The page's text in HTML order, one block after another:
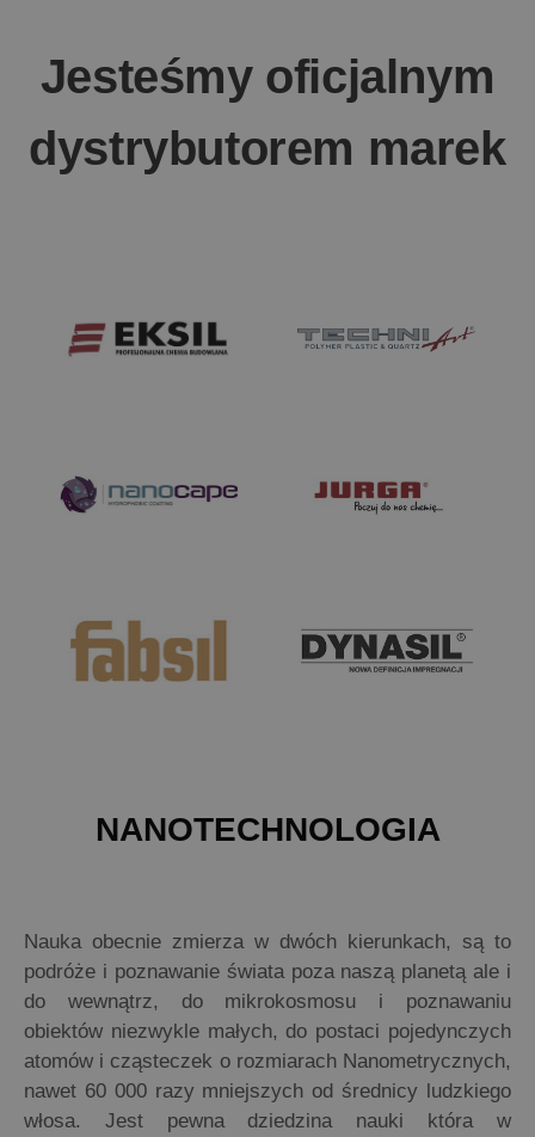
Jesteśmy oficjalnym
dystrybutorem marek
NANOTECHNOLOGIA
Nauka obecnie zmierza w dwóch kierunkach, są to
podróże i poznawanie świata poza naszą planetą ale i
do wewnątrz, do mikrokosmosu i poznawaniu
obiektów niezwykle małych, do postaci pojedynczych
atomów i cząsteczek o rozmiarach Nanometrycznych,
nawet 60 000 razy mniejszych od średnicy ludzkiego
włosa. Jest pewna dziedzina nauki która w